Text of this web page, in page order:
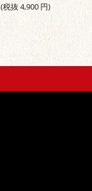
(税抜 4,900 円)